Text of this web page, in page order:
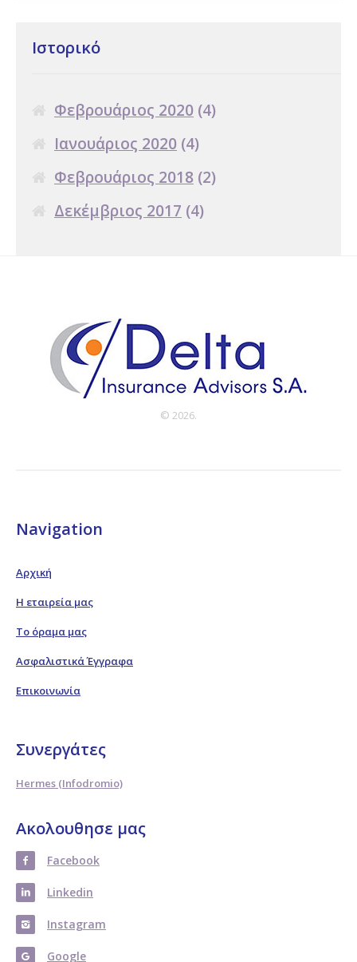
Ιστορικό
Φεβρουάριος 2020 (4)
Ιανουάριος 2020 (4)
Φεβρουάριος 2018 (2)
Δεκέμβριος 2017 (4)
© 2026.
Navigation
Αρχική
Η εταιρεία μας
Το όραμα μας
Ασφαλιστικά Έγγραφα
Επικοινωνία
Συνεργάτες
Hermes (Infodromio)
Ακολουθησε μας
Facebook
Linkedin
Instagram
Google